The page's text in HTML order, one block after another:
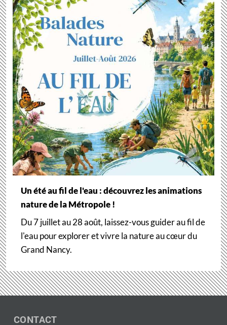
Un été au fil de l'eau : découvrez les animations
nature de la Métropole !
Du 7 juillet au 28 août, laissez-vous guider au fil de
l'eau pour explorer et vivre la nature au cœur du
Grand Nancy.
CONTACT